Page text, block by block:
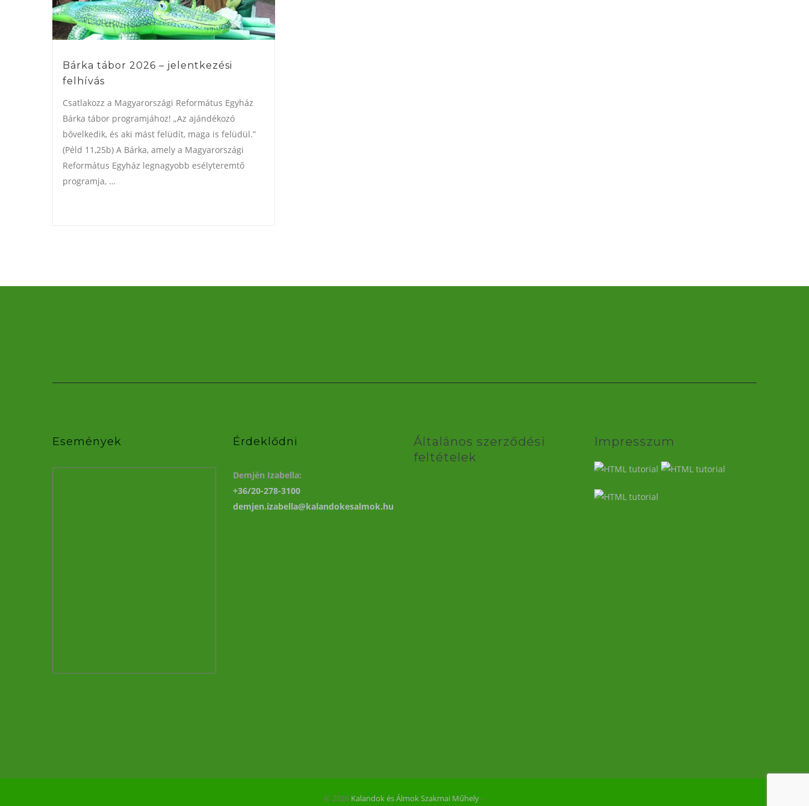
Bárka tábor 2026 – jelentkezési
felhívás
Csatlakozz a Magyarországi Református Egyház
Bárka tábor programjához! „Az ajándékozó
bővelkedik, és aki mást felüdít, maga is felüdül.”
(Péld 11,25b) A Bárka, amely a Magyarországi
Református Egyház legnagyobb esélyteremtő
programja, …
Események Érdeklődni
Demjén Izabella:
+36/20-278-3100
demjen.izabella@kalandokesalmok.hu
Általános szerződési
feltételek
Impresszum
© 2026 Kalandok és Álmok Szakmai Műhely‐